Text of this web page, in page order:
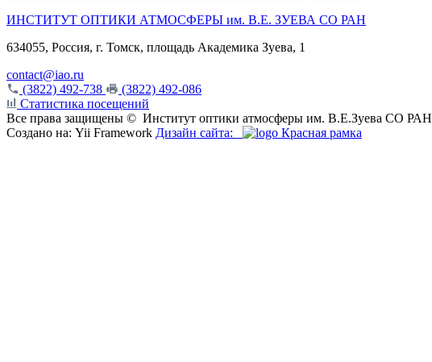
ИНСТИТУТ ОПТИКИ АТМОСФЕРЫ им. В.Е. ЗУЕВА СО РАН
634055, Россия, г. Томск, площадь Академика Зуева, 1
contact@iao.ru
(3822) 492-738
(3822) 492-086
Статистика посещений
Все права защищены © Институт оптики атмосферы им. В.Е.Зуева СО РАН
Создано на: Yii Framework Дизайн сайта: Красная рамка